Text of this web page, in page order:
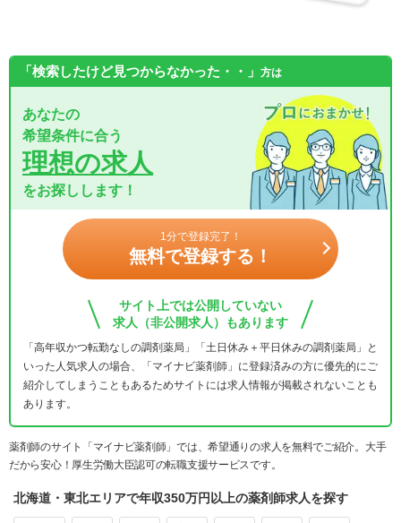
「検索したけど見つからなかった・・」 方は
あなたの
希望条件に合う
理想の求人
をお探しします！
1分で登録完了！
無料で登録する！
サイト上では公開していない
求人（非公開求人）もあります
「高年収かつ転勤なしの調剤薬局」「土日休み＋平日休みの調剤薬局」と
いった人気求人の場合、「マイナビ薬剤師」に登録済みの方に優先的にご
紹介してしまうこともあるためサイトには求人情報が掲載されないことも
あります。
薬剤師のサイト「マイナビ薬剤師」では、希望通りの求人を無料でご紹介。大手
だから安心！厚生労働大臣認可の転職支援サービスです。
北海道・東北エリアで年収350万円以上の薬剤師求人を探す